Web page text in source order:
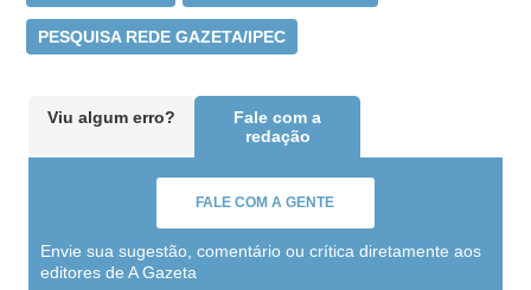
PESQUISA REDE GAZETA/IPEC
Viu algum erro?
Fale com a
redação
FALE COM A GENTE
Envie sua sugestão, comentário ou crítica diretamente aos
editores de A Gazeta